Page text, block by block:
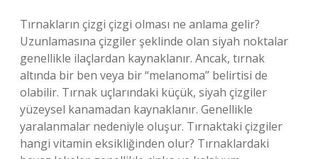
Tırnakların çizgi çizgi olması ne anlama gelir?
Uzunlamasına çizgiler şeklinde olan siyah noktalar
genellikle ilaçlardan kaynaklanır. Ancak, tırnak
altında bir ben veya bir “melanoma” belirtisi de
olabilir. Tırnak uçlarındaki küçük, siyah çizgiler
yüzeysel kanamadan kaynaklanır. Genellikle
yaralanmalar nedeniyle oluşur. Tırnaktaki çizgiler
hangi vitamin eksikliğinden olur? Tırnaklardaki